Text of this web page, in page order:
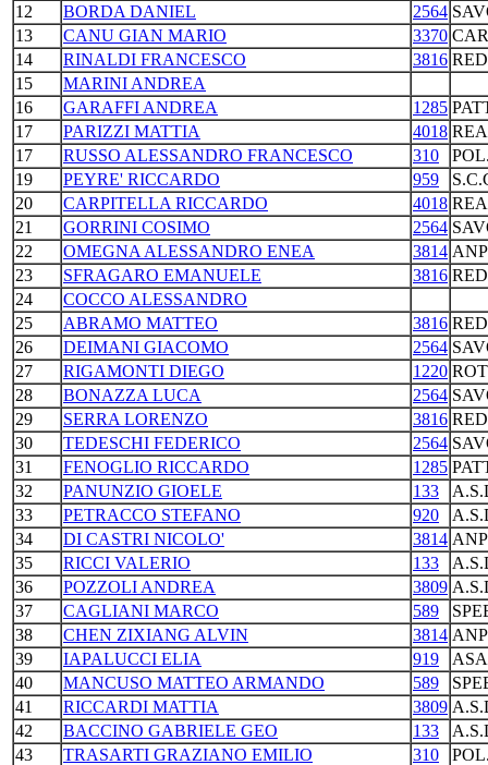
12 BORDA DANIEL 2564
13
CANU GIAN MARIO 3370
14
RINALDI FRANCESCO 3816
15
MARINI ANDREA
16
GARAFFI ANDREA 1285
17
PARIZZI MATTIA 4018
17
RUSSO ALESSANDRO FRANCESCO 310
19
PEYRE' RICCARDO 959
20
CARPITELLA RICCARDO 4018
21
GORRINI COSIMO 2564
22
OMEGNA ALESSANDRO ENEA 3814
23
SFRAGARO EMANUELE 3816
24
COCCO ALESSANDRO
25
ABRAMO MATTEO 3816
26
DEIMANI GIACOMO 2564
27
RIGAMONTI DIEGO 1220
28
BONAZZA LUCA 2564
29
SERRA LORENZO 3816
30
TEDESCHI FEDERICO 2564
31
FENOGLIO RICCARDO 1285
32
PANUNZIO GIOELE 133
33
PETRACCO STEFANO 920
34
DI CASTRI NICOLO' 3814
35
RICCI VALERIO 133
36
POZZOLI ANDREA 3809
37
CAGLIANI MARCO 589
38
CHEN ZIXIANG ALVIN 3814
39
IAPALUCCI ELIA 919
ASA
40
MANCUSO MATTEO ARMANDO 589
41
RICCARDI MATTIA 3809
42
BACCINO GABRIELE GEO 133
43
TRASARTI GRAZIANO EMILIO 310